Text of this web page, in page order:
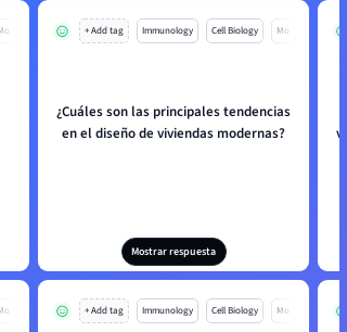
+ Add tag Immunology Cell Biology Mo
¿Cuáles son las principales tendencias
en el diseño de viviendas modernas?
Mostrar respuesta
+ Add tag Immunology Cell Biology Mo